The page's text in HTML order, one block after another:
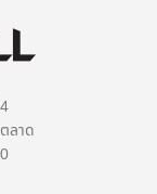
ลาด